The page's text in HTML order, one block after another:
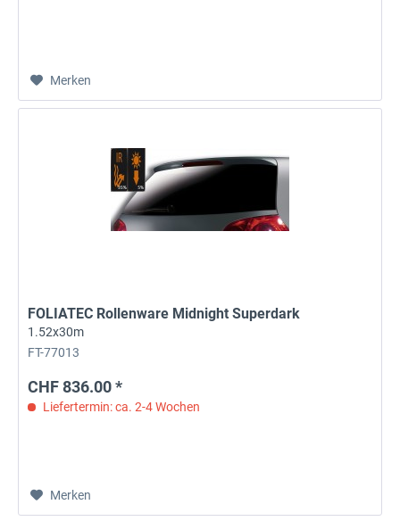
Merken
FOLIATEC Rollenware Midnight Superdark
1.52x30m
FT-77013
CHF 836.00 *
Liefertermin: ca. 2-4 Wochen
Merken